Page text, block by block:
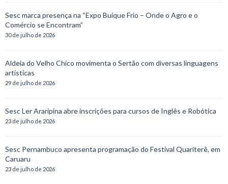
Sesc marca presença na “Expo Buíque Frio – Onde o Agro e o
Comércio se Encontram”
30 de julho de 2026
Aldeia do Velho Chico movimenta o Sertão com diversas linguagens
artísticas
29 de julho de 2026
Sesc Ler Araripina abre inscrições para cursos de Inglês e Robótica
23 de julho de 2026
Sesc Pernambuco apresenta programação do Festival Quariterê, em
Caruaru
23 de julho de 2026